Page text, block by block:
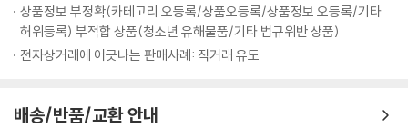
하기 위한 일이 아니다. 그것은 지금 여기, 우리가 살아가는 사회에서 여성
으로 존재한다는 것의 의미를 되돌아보고, 여전히 해결되지 않은 과제를
마주하는 일이자, 그 자체로 현재와 미래를 향한 질문이자 선언이다. 여성
인가. “여자이기 이전에 사람이다”라는 그의 외침은 여전히 우리에게 유효
상품정보 부정확(카테고리 오등록/상품오등록/상품정보 오등록/기타
허위등록) 부적합 상품(청소년 유해물품/기타 법규위반 상품)
전자상거래에 어긋나는 판매사례: 직거래 유도
배송/반품/교환 안내